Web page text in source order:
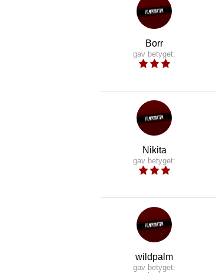
Borr
gav betyget:
Nikita
gav betyget:
wildpalm
gav betyget: